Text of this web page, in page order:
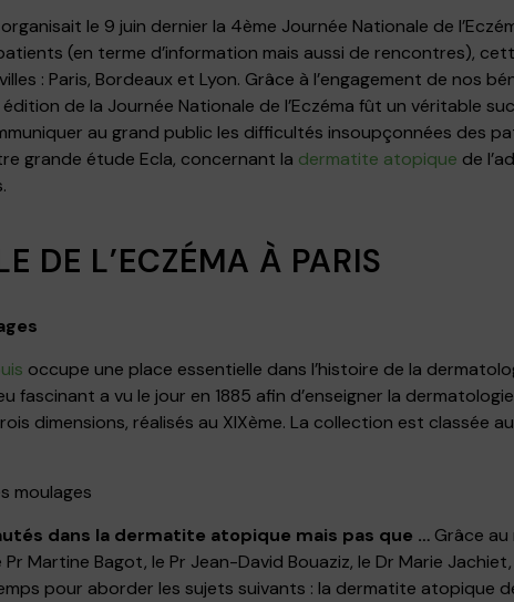
le 9 juin dernier la 4ème Journée Nationale de
(en terme d’information mais aussi de rencontres),
: Paris, Bordeaux et Lyon. Grâce à l’engagement de nos
de la Journée Nationale de l’Eczéma fût un véritable
au grand public les difficultés insoupçonnées des
grande étude Ecla, concernant la dermatite atopique de
DE L’ECZÉMA À PARIS
occupe une place essentielle dans l’histoire de la
fascinant a vu le jour en 1885 afin d’enseigner la
dimensions, réalisés au XIXème. La collection est classée
dans la dermatite atopique mais pas que … Grâce au
Martine Bagot, le Pr Jean-David Bouaziz, le Dr Marie Jachiet,
pour aborder les sujets suivants : la dermatite atopique